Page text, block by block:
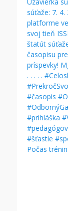
Počas